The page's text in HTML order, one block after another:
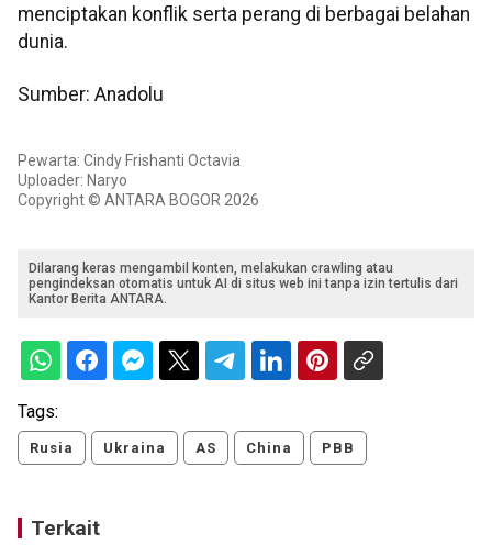
menciptakan konflik serta perang di berbagai belahan
dunia.
Sumber: Anadolu
Pewarta: Cindy Frishanti Octavia
Uploader: Naryo
Copyright © ANTARA BOGOR 2026
Dilarang keras mengambil konten, melakukan crawling atau
pengindeksan otomatis untuk AI di situs web ini tanpa izin tertulis dari
Kantor Berita ANTARA.
Tags:
Rusia Ukraina AS China PBB
Terkait